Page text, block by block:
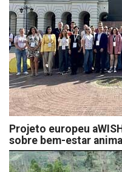
Projeto europeu
sobre bem-estar